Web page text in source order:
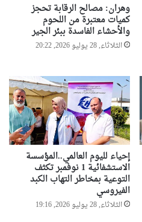
وهران: مصالح الرقابة تحجز
كميات معتبرة من اللحوم
والأحشاء الفاسدة ببئر الجير
الثلاثاء, 28 يوليو 2026, 20:22
إحياء لليوم العالمي..المؤسسة
الاستشفائية 1 نوفمبر تكثف
التوعية بمخاطر التهاب الكبد
الفيروسي
الثلاثاء, 28 يوليو 2026, 19:16